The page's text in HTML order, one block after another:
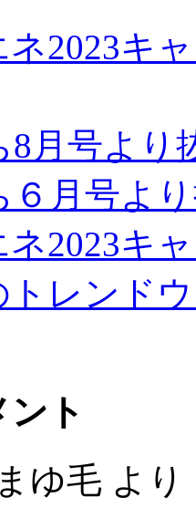
ネ2023キ
8月号よ
６月号よ
2023キ
トレンド
ト
まゆ毛 より